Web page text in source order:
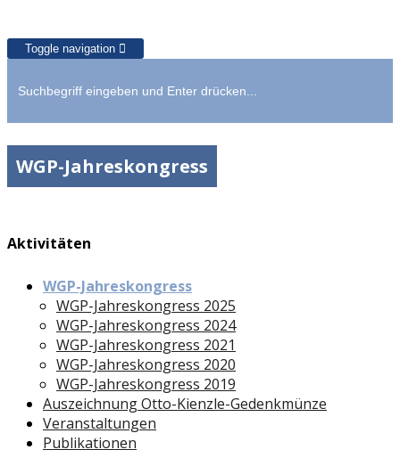
Toggle navigation
WGP-Jahreskongress
Aktivitäten
WGP-Jahreskongress
WGP-Jahreskongress 2025
WGP-Jahreskongress 2024
WGP-Jahreskongress 2021
WGP-Jahreskongress 2020
WGP-Jahreskongress 2019
Auszeichnung Otto-Kienzle-Gedenkmünze
Veranstaltungen
Publikationen